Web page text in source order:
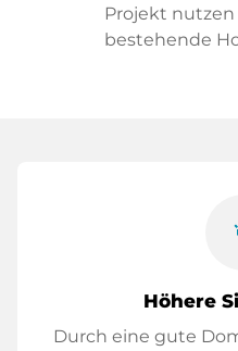
Projekt nutzen
bestehende
Höhere
Durch eine gute